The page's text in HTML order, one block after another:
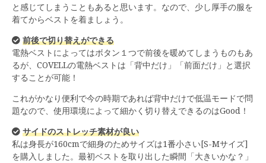
と感じてしまうこともあると思います。なので、少し厚手の服を
着てからベストを着ましょう。
前後で切り替えができる
電熱ベストによってはボタン１つで前後を暖めてしまうものもあ
るが、COVELLの電熱ベストは「背中だけ」「前面だけ」と選択
することが可能！
これがかなり便利で今の時期であれば背中だけで低温モードで問
題なので、使用環境によって細かく切り替えできるのはGood！
サイドのストレッチ素材が良い
私は身長が160cmで細身のためサイズは1番小さい[S-Mサイズ]
を購入しました。最初ベストを取り出した瞬間「大きいかな？」